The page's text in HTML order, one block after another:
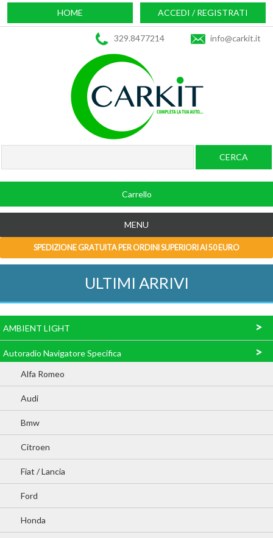
HOME ACCEDI / REGISTRATI
329.8477214 info@carkit.it
Carrello
MENU
SPEDIZIONE GRATUITA PER ORDINI SUPERIORI AI 50 EURO
ULTIMI ARRIVI
AMBIENT LIGHT >
Autoradio Navigatore Specifica >
Alfa Romeo
Audi
Bmw
Citroen
Fiat / Lancia
Ford
Honda